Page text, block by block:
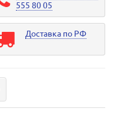
555 80 05
Доставка по РФ